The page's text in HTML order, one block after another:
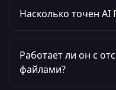
Насколько точен AI
Работает ли он с
файлами?